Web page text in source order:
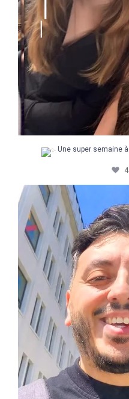
Une super semaine
Retour en images